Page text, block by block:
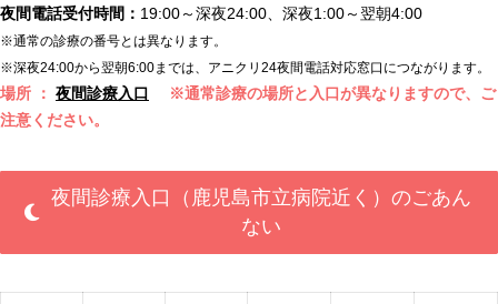
夜間電話受付時間： 19:00～深夜24:00、深夜1:00～翌朝4:00
※通常の診療の番号とは異なります。
※深夜24:00から翌朝6:00までは、アニクリ24夜間電話対応窓口につながります。
場所 ： 夜間診療入口
※通常診療の場所と入口が異なりますので、ご
注意ください。
夜間診療入口（鹿児島市立病院近く）のごあん
ない